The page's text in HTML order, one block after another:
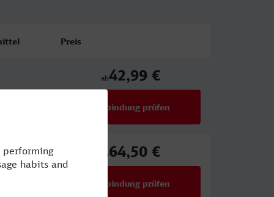
Preis
ab42,99 €
Verbindung prüfen
ab64,50 €
Verbindung prüfen